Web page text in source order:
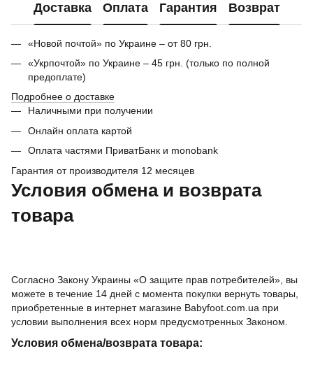
Доставка Оплата Гарантия Возврат
«Новой почтой» по Украине – от 80 грн.
«Укрпочтой» по Украине – 45 грн. (только по полной
предоплате)
Подробнее о доставке
Наличными при получении
Онлайн оплата картой
Оплата частями ПриватБанк и monobank
Гарантия от производителя 12 месяцев
Условия обмена и возврата
товара
Согласно Закону Украины «О защите прав потребителей», вы
можете в течение 14 дней с момента покупки вернуть товары,
приобретенные в интернет магазине Babyfoot.com.ua при
условии выполнения всех норм предусмотренных Законом.
Условия обмена/возврата товара: